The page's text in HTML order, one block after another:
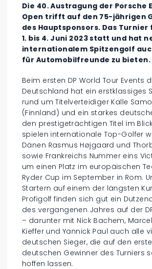
Die 40. Austragung der Porsche
Open trifft auf den 75-jährigen
des Hauptsponsors. Das
1. bis 4. Juni 2023 statt und hat
internationalem Spitzengolf
für Automobilfreunde zu bieten.
Beim ersten DP World Tour Events
Deutschland hat ein erstklassiges
rund um Titelverteidiger Kalle
(Finnland) und ein starkes
den prestigeträchtigen Titel im
spielen internationale Top-Golfer
Dänen Rasmus Højgaard und
sowie Frankreichs Nummer eins
um einen Platz im europäischen
Ryder Cup im September in Rom.
Startern auf einem der längsten
Profigolf finden sich gut ein
des vergangenen Jahres auf der
– darunter mit Nick Bachem,
Kieffer und Yannick Paul auch alle
deutschen Sieger, die auf den
deutschen Gewinner des Turniers
hoffen lassen.